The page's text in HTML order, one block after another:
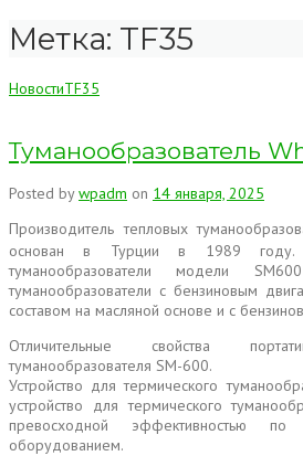
Метка: TF35
НовостиTF35
Туманообразователь
Posted bywpadm on 14 января, 2025
Производитель тепловых
основан в Турции в 1989 году.
туманообразователи модели
туманообразователи с бензиновым
составом на масляной основе и с
Отличительные свойства
туманообразователя SM-600.
Устройство для термического
устройство для термического
превосходной эффективностью
оборудованием.